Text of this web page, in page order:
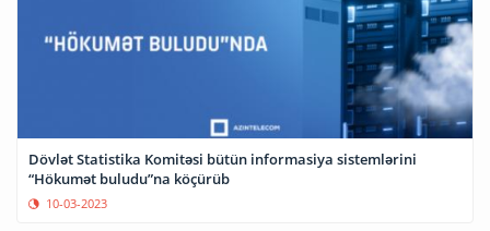
Dövlət Statistika Komitəsi bütün informasiya sistemlərini
“Hökumət buludu”na köçürüb
10-03-2023